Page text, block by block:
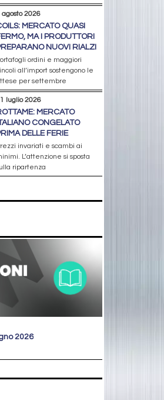
agosto 2026
MERCATO QUASI
MA I PRODUTTORI
NUOVI RIALZI
ordini e maggiori
all’import sostengono le
per settembre
luglio 2026
MERCATO
CONGELATO
DELLE FERIE
invariati e scambi ai
L’attenzione si sposta
ripartenza
2026